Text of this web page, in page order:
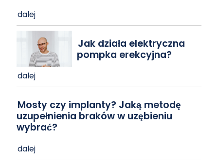
dalej
Jak działa elektryczna
pompka erekcyjna?
dalej
Mosty czy implanty? Jaką metodę
uzupełnienia braków w uzębieniu
wybrać?
dalej